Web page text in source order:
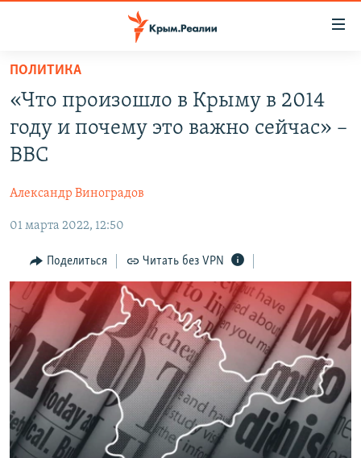
Вернуться
основному
содержанию
Вернутся
главной
навигации
Вернутся
поиску
СПЕЦПРОЕКТЫ
ГРУЗ 200
11 ЛЕТ ОККУПАЦИИ КРЫМА. 11 ИСТОРИЙ СОПРОТИВЛЕНИЯ
ВОДА
ЕЩЕ
ИНТЕРАКТИВ
ИНФОГРАФИКА
ТЕЛЕПРОЕКТ КРЫМ.РЕАЛИИ
СОВЕТЫ ПРАВОЗАЩИТНИКОВ
ПРОПАВШИЕ БЕЗ ВЕСТИ
ПОБЕДИТЕЛЕЙ НЕ СУДЯТ?
КРЫМ.НЕПОКОРЕННЫЙ
ELIFBE
РАДІО СВОБОДА
КАК ОБОЙТИ БЛОКИРОВКУ
Українською
Qırımtatar
ПРИСОЕДИНЯЙТЕСЬ!
ПОЛИТИКА
«Что произошло в Крыму в 2014
году и почему это важно сейчас» –
ВВС
Александр Виноградов
01 марта 2022, 12:50
Поделиться Читать без VPN